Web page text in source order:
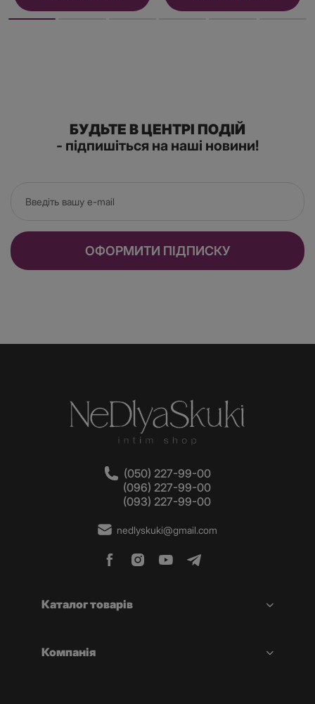
БУДЬТЕ В ЦЕНТРІ ПОДІЙ
- підпишіться на наші новини!
ОФОРМИТИ ПІДПИСКУ
(050) 227-99-00
(096) 227-99-00
(093) 227-99-00
nedlyskuki@gmail.com
Каталог товарів
Компанія